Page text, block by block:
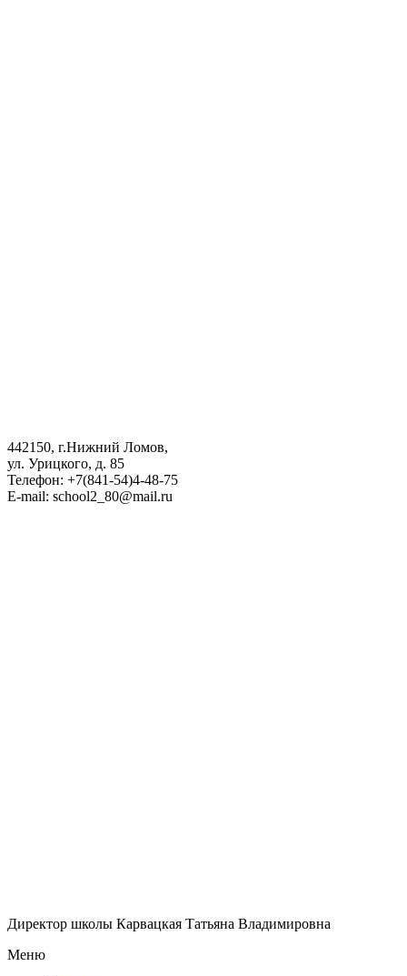
442150, г.Нижний Ломов,
ул. Урицкого, д. 85
Телефон: +7(841-54)4-48-75
E-mail: school2_80@mail.ru
Директор школы Карвацкая Татьяна Владимировна
Меню